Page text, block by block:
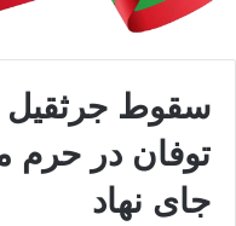
سقوط جرثقیل
جای نهاد